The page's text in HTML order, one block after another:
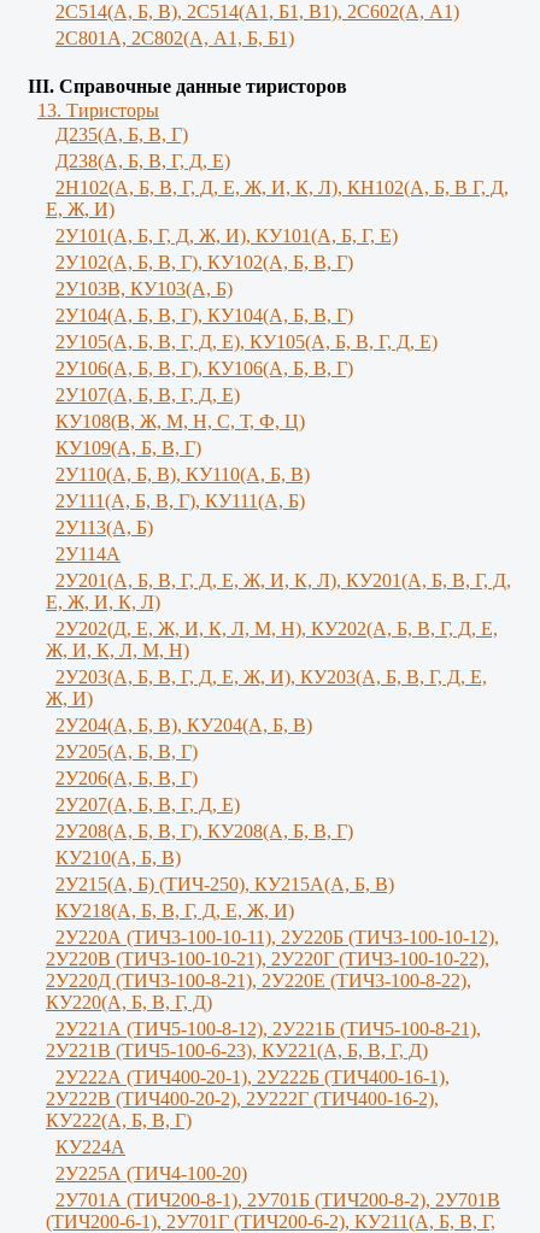
2С514(А, Б, В), 2С514(А1, Б1, В1), 2С602(А, А1)
2С801А, 2С802(А, А1, Б, Б1)
III. Справочные данные тиристоров
13. Тиристоры
Д235(А, Б, В, Г)
Д238(А, Б, В, Г, Д, Е)
2Н102(А, Б, В, Г, Д, Е, Ж, И, К, Л), КН102(А, Б, В Г, Д,
Е, Ж, И)
2У101(А, Б, Г, Д, Ж, И), КУ101(А, Б, Г, Е)
2У102(А, Б, В, Г), КУ102(А, Б, В, Г)
2У103В, КУ103(А, Б)
2У104(А, Б, В, Г), КУ104(А, Б, В, Г)
2У105(А, Б, В, Г, Д, Е), КУ105(А, Б, В, Г, Д, Е)
2У106(А, Б, В, Г), КУ106(А, Б, В, Г)
2У107(А, Б, В, Г, Д, Е)
КУ108(В, Ж, М, Н, С, Т, Ф, Ц)
КУ109(А, Б, В, Г)
2У110(А, Б, В), КУ110(А, Б, В)
2У111(А, Б, В, Г), КУ111(А, Б)
2У113(А, Б)
2У114А
2У201(А, Б, В, Г, Д, Е, Ж, И, К, Л), КУ201(А, Б, В, Г, Д,
Е, Ж, И, К, Л)
2У202(Д, Е, Ж, И, К, Л, М, Н), КУ202(А, Б, В, Г, Д, Е,
Ж, И, К, Л, М, Н)
2У203(А, Б, В, Г, Д, Е, Ж, И), КУ203(А, Б, В, Г, Д, Е,
Ж, И)
2У204(А, Б, В), КУ204(А, Б, В)
2У205(А, Б, В, Г)
2У206(А, Б, В, Г)
2У207(А, Б, В, Г, Д, Е)
2У208(А, Б, В, Г), КУ208(А, Б, В, Г)
КУ210(А, Б, В)
2У215(А, Б) (ТИЧ-250), КУ215А(А, Б, В)
КУ218(А, Б, В, Г, Д, Е, Ж, И)
2У220А (ТИЧ3-100-10-11), 2У220Б (ТИЧ3-100-10-12),
2У220В (ТИЧ3-100-10-21), 2У220Г (ТИЧ3-100-10-22),
2У220Д (ТИЧ3-100-8-21), 2У220Е (ТИЧ3-100-8-22),
КУ220(А, Б, В, Г, Д)
2У221А (ТИЧ5-100-8-12), 2У221Б (ТИЧ5-100-8-21),
2У221В (ТИЧ5-100-6-23), КУ221(А, Б, В, Г, Д)
2У222А (ТИЧ400-20-1), 2У222Б (ТИЧ400-16-1),
2У222В (ТИЧ400-20-2), 2У222Г (ТИЧ400-16-2),
КУ222(А, Б, В, Г)
КУ224А
2У225А (ТИЧ4-100-20)
2У701А (ТИЧ200-8-1), 2У701Б (ТИЧ200-8-2), 2У701В
(ТИЧ200-6-1), 2У701Г (ТИЧ200-6-2), КУ211(А, Б, В, Г,